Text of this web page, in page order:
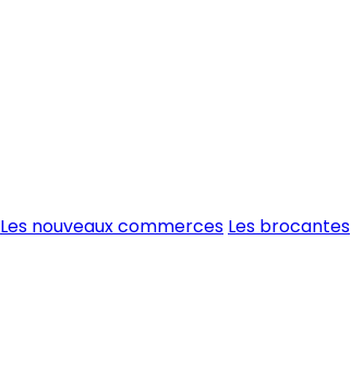
Les nouveaux commerces Les brocantes